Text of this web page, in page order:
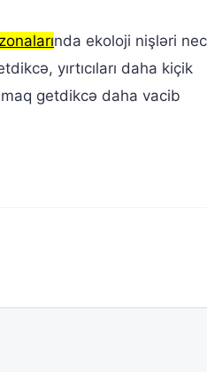
nda ekoloji nişləri
yırtıcıları daha kiçik
getdikcə daha vacib